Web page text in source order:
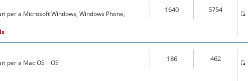
per a Microsoft Windows, Windows Phone,
1640 5754
per a Mac OS i iOS
186 462